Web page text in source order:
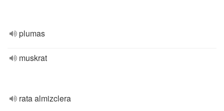
plumas
muskrat
rata almizclera